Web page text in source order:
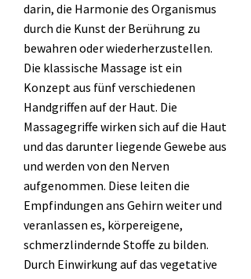
darin, die Harmonie des Organismus
durch die Kunst der Berührung zu
bewahren oder wiederherzustellen.
Die klassische Massage ist ein
Konzept aus fünf verschiedenen
Handgriffen auf der Haut. Die
Massagegriffe wirken sich auf die Haut
und das darunter liegende Gewebe aus
und werden von den Nerven
aufgenommen. Diese leiten die
Empfindungen ans Gehirn weiter und
veranlassen es, körpereigene,
schmerzlindernde Stoffe zu bilden.
Durch Einwirkung auf das vegetative